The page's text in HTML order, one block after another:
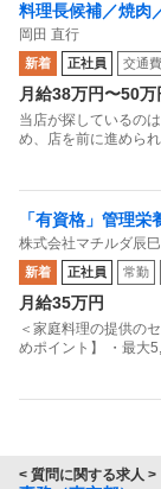
料理長候補／焼肉
岡田 直行
新着 正社員 交通
月給38万円〜50万
当店が探しているの
め、店を前に進めら
「有資格」管理
6更新）
株式会社マチルダ辰
新着 正社員 常勤
月給35万円
＜家庭料理の提供の
めポイント】 ・最大
< 質問に関する求人 >